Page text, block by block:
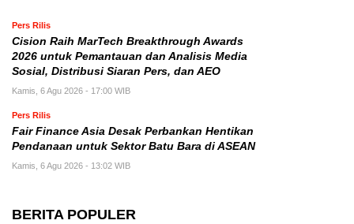
Pers Rilis
Cision Raih MarTech Breakthrough Awards
2026 untuk Pemantauan dan Analisis Media
Sosial, Distribusi Siaran Pers, dan AEO
Kamis, 6 Agu 2026 - 17:00 WIB
Pers Rilis
Fair Finance Asia Desak Perbankan Hentikan
Pendanaan untuk Sektor Batu Bara di ASEAN
Kamis, 6 Agu 2026 - 13:02 WIB
BERITA POPULER